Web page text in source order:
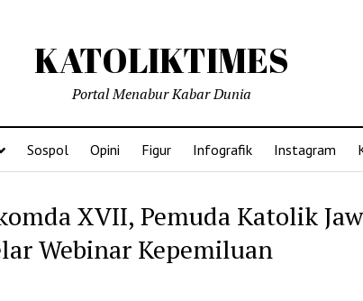
KATOLIKTIMES
Portal Menabur Kabar Dunia
Sospol Opini Figur Infografik Instagram
XVII, Pemuda Katolik
Webinar Kepemiluan